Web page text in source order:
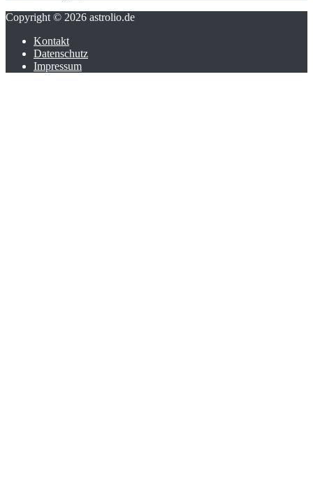
Copyright © 2026 astrolio.de
Kontakt
Datenschutz
Impressum